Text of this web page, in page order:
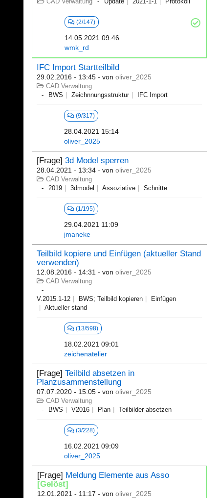
(2/147)
14.05.2021 09:46
wmk_rd
IFC Import Startteilbild
29.02.2016 - 13:45 - von oliver_2025
CAD Verwaltung
BWS
Zeichnnungsstruktur IFC Import
(9/317)
28.04.2021 15:14
oliver_2025
[Frage] 3d Model sperren
28.04.2021 - 13:34 - von oliver_2025
CAD Verwaltung
2019
3dmodel Assoziative Schnitte
(1/195)
29.04.2021 11:09
jmaneke
Teilbild kopiere und Einfügen (aktueller Stand
verwenden)
12.08.2016 - 14:31 - von oliver_2025
CAD Verwaltung
V.2015.1-12 BWS; Teilbild kopieren
Einfügen
Aktueller stand
(13/598)
18.02.2021 09:01
zeichenatelier
[Frage] Teilbild absetzen in
Planzusammenstellung
07.07.2020 - 15:05 - von oliver_2025
CAD Verwaltung
BWS
V2016 Plan Teilbilder absetzen
(3/228)
16.02.2021 09:09
oliver_2025
[Frage] Meldung Elemente aus Asso
[Gelöst]
12.01.2021 - 11:17 - von oliver_2025